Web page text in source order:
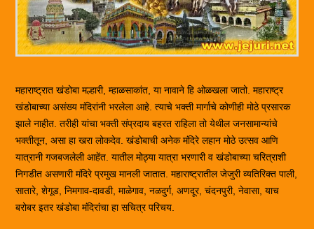
महाराष्ट्रात खंडोबा मल्हारी, म्हाळसाकांत, या नावाने हि ओळखला जातो. महाराष्ट्र
खंडोबाच्या असंख्य मंदिरांनी भरलेला आहे. त्याचे भक्ती मार्गाचे कोणीही मोठे प्रसारक
झाले नाहीत. तरीही यांचा भक्ती संप्रदाय बहरत राहिला तो येथील जनसामान्यांचे
भक्तीतून, असा हा खरा लोकदेव. खंडोबाची अनेक मंदिरे लहान मोठे उत्सव आणि
यात्रानी गजबजलेली आहेंत. यातील मोठ्या यात्रा भरणारी व खंडोबाच्या चरित्राशी
निगडीत असणारी मंदिरे प्रमुख मानली जातात. महाराष्ट्रातील जेजुरी व्यतिरिक्त पाली,
सातारे, शेगूड, निमगाव-दावडी, माळेगाव, नळदुर्ग, अणदूर, चंदनपुरी, नेवासा, याच
बरोबर इतर खंडोबा मंदिरांचा हा सचित्र परिचय.